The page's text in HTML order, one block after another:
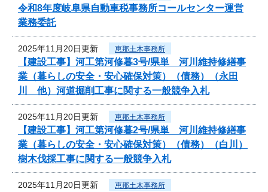
令和8年度岐阜県自動車税事務所コールセンター運営
業務委託
2025年11月20日更新 恵那土木事務所
【建設工事】河工第河修暮3号/県単 河川維持修繕事
業（暮らしの安全・安心確保対策）（債務）（永田
川 他）河道掘削工事に関する一般競争入札
2025年11月20日更新 恵那土木事務所
【建設工事】河工第河修暮2号/県単 河川維持修繕事
業（暮らしの安全・安心確保対策）（債務）（白川）
樹木伐採工事に関する一般競争入札
2025年11月20日更新 恵那土木事務所